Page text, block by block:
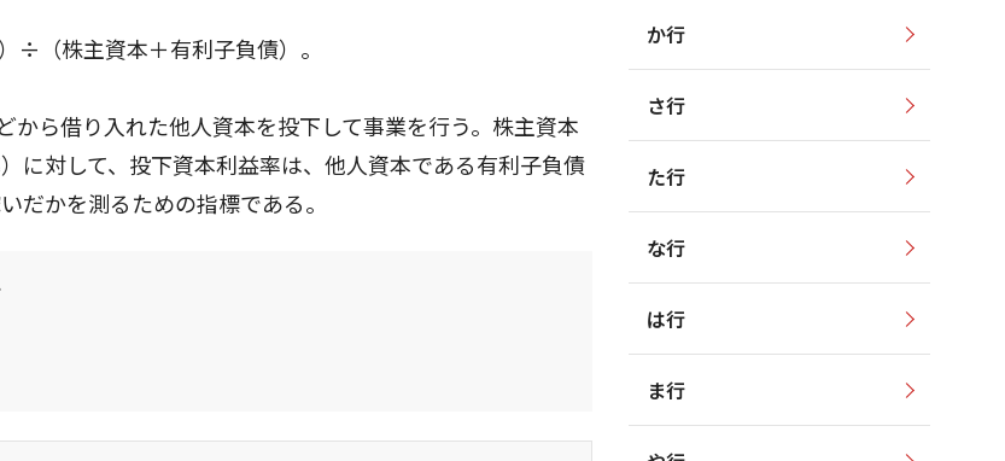
÷（株主資本＋有利子負債）。
ら借り入れた他人資本を投下して事業を行う。株主資本
に対して、投下資本利益率は、他人資本である有利子負債
だかを測るための指標である。
か行
さ行
た行
な行
は行
ま行